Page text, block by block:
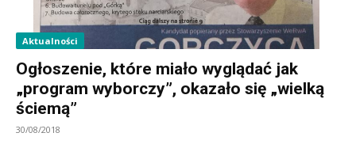
Aktualności
Ogłoszenie, które miało wyglądać jak
„program wyborczy”, okazało się „wielką
ściemą”
30/08/2018